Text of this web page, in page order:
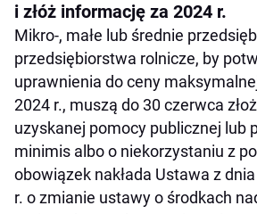
i złóż informację za 2024 r.
Mikro-, małe lub średnie
przedsiębiorstwa rolnicze, by
uprawnienia do ceny
2024 r., muszą do 30 czerwca
uzyskanej pomocy publicznej lub
minimis albo o niekorzystaniu z
obowiązek nakłada Ustawa z
r. o zmianie ustawy o środkach